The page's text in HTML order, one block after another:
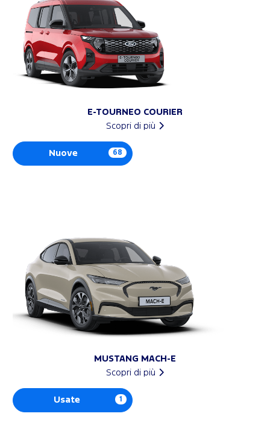
E-TOURNEO COURIER
Scopri di più
Nuove 68
MUSTANG MACH-E
Scopri di più
Usate 1